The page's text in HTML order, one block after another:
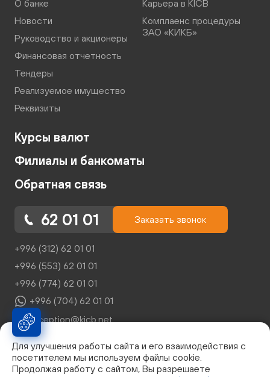
Для улучшения работы сайта и его взаимодействия с
посетителем мы используем файлы cookie.
Продолжая работу с сайтом, Вы разрешаете
О банке
Новости
Руководство и акционеры
Финансовая отчетность
Тендеры
Реализуемое имущество
Реквизиты
Карьера в KICB
Комплаенс процедуры
ЗАО «КИКБ»
Курсы валют
Филиалы и банкоматы
Обратная связь
62 01 01 Заказать звонок
+996 (312) 62 01 01
+996 (553) 62 01 01
+996 (774) 62 01 01
+996 (704) 62 01 01
reception@kicb.net